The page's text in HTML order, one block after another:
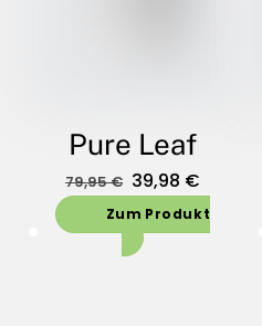
Pure Leaf
79,95€ Oorspronkelijke
prijs
was:
79,95 €.
39,98 €Huidige
prijs
is:
Zum Produkt